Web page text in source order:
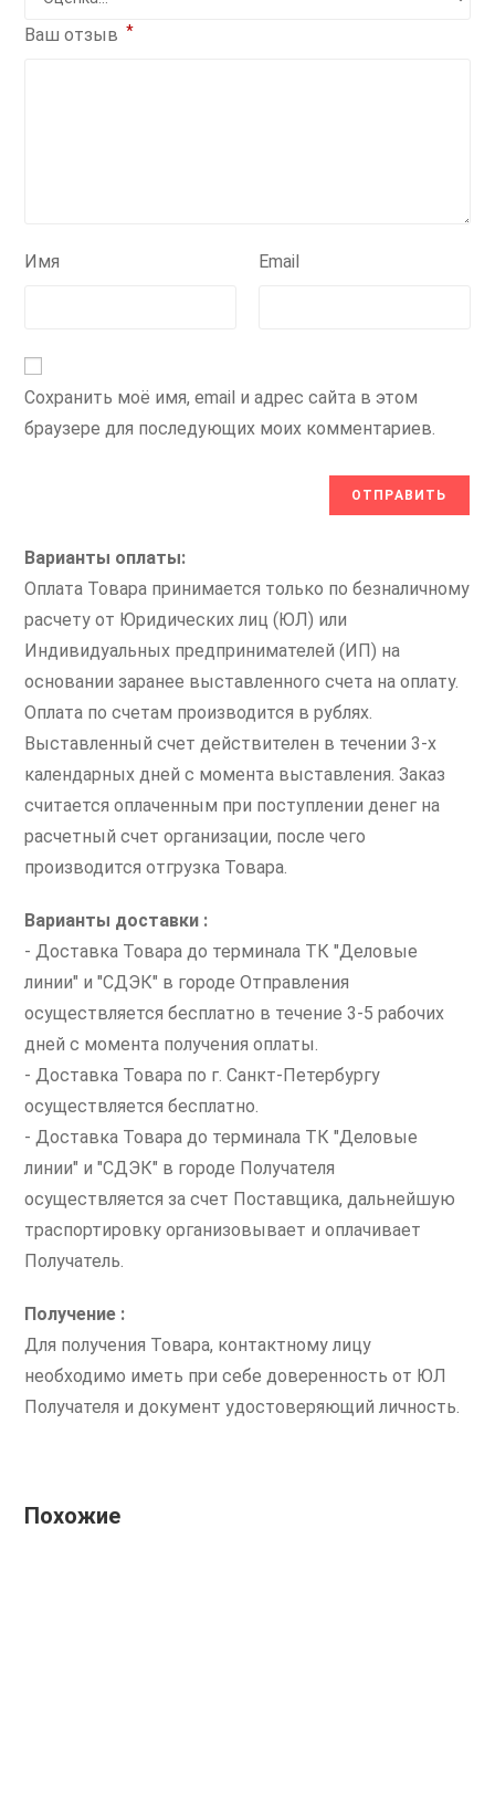
Ваш отзыв *
Имя Email
Сохранить моё имя, email и адрес сайта в этом
браузере для последующих моих комментариев.
Варианты оплаты:
Оплата Товара принимается только по безналичному
расчету от Юридических лиц (ЮЛ) или
Индивидуальных предпринимателей (ИП) на
основании заранее выставленного счета на оплату.
Оплата по счетам производится в рублях.
Выставленный счет действителен в течении 3-х
календарных дней с момента выставления. Заказ
считается оплаченным при поступлении денег на
расчетный счет организации, после чего
производится отгрузка Товара.
Варианты доставки :
- Доставка Товара до терминала ТК "Деловые
линии" и "СДЭК" в городе Отправления
осуществляется бесплатно в течение 3-5 рабочих
дней с момента получения оплаты.
- Доставка Товара по г. Санкт-Петербургу
осуществляется бесплатно.
- Доставка Товара до терминала ТК "Деловые
линии" и "СДЭК" в городе Получателя
осуществляется за счет Поставщика, дальнейшую
траспортировку организовывает и оплачивает
Получатель.
Получение :
Для получения Товара, контактному лицу
необходимо иметь при себе доверенность от ЮЛ
Получателя и документ удостоверяющий личность.
Похожие